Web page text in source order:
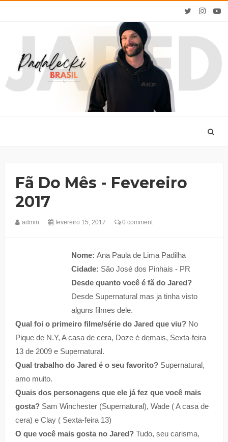
Fã Do Mês - Fevereiro
2017
admin fevereiro 15, 2017 0 comment
Nome: Ana Paula de Lima Padilha
Cidade: São José dos Pinhais - PR
Desde quanto você é fã do Jared?
Desde Supernatural mas ja tinha visto
alguns filmes dele.
Qual foi o primeiro filme/série do Jared que viu?No
Pique de N.Y, A casa de cera, Doze é demais, Sexta-feira
13 de 2009 e Supernatural.
Qual trabalho do Jared é o seu favorito?Supernatural,
amo muito.
Quais dos personagens que ele já fez que você mais
gosta?Sam Winchester (Supernatural), Wade ( A casa de
cera) e Clay ( Sexta-feira 13)
O que você mais gosta no Jared?Tudo, seu carisma,